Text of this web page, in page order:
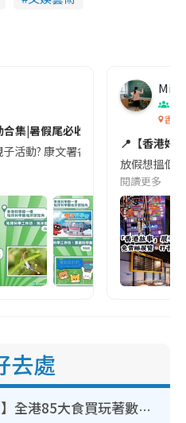
集|暑假尾必收藏
活動? 康文署各大博物館展覽､講
香港
📍【香港好
放假想搵個
閱讀更多
去處
【8月生日優惠2026】全港85大食買玩著數攻略 自助餐/火鍋放題同行免費＋誠品/DONKI送現金券